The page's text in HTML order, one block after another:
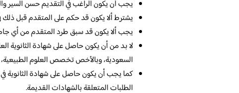
يجب أن يكون الراغب في التقديم حسن السير
يشترط ألا يكون قد حكم على المتقدم قبل ذلك
يجب ألا يكون قد سبق طرد المتقدم من أي
لا بد من أن يكون حاصل على شهادة الثانوية
السعودية، وبالأخص تخصص العلوم الطبيعية،
كما يجب أن يكون حاصل على شهادة الثانوية
الطلبات المتعلقة بالشهادات القديمة.